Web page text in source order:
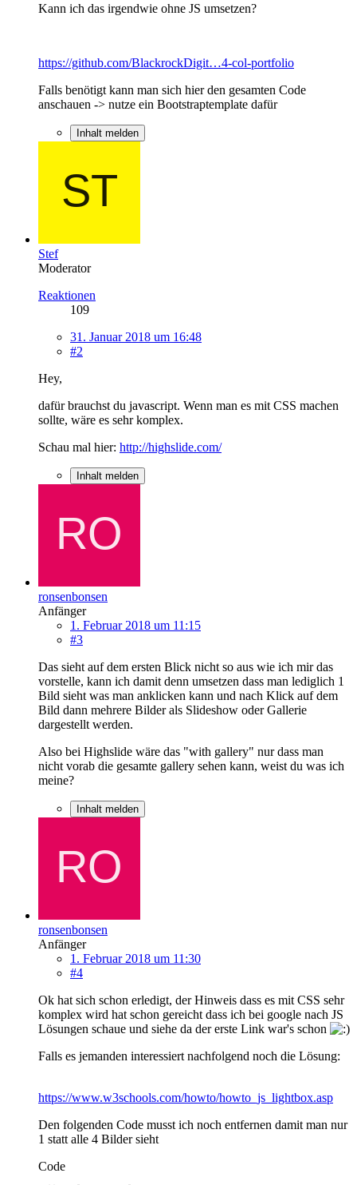
Kann ich das irgendwie ohne JS umsetzen?
https://github.com/BlackrockDigit…4-col-portfolio
Falls benötigt kann man sich hier den gesamten Code
anschauen -> nutze ein Bootstraptemplate dafür
Inhalt melden
Stef
Moderator
Reaktionen
109
31. Januar 2018 um 16:48
#2
Hey,
dafür brauchst du javascript. Wenn man es mit CSS machen
sollte, wäre es sehr komplex.
Schau mal hier: http://highslide.com/
Inhalt melden
ronsenbonsen
Anfänger
1. Februar 2018 um 11:15
#3
Das sieht auf dem ersten Blick nicht so aus wie ich mir das
vorstelle, kann ich damit denn umsetzen dass man lediglich 1
Bild sieht was man anklicken kann und nach Klick auf dem
Bild dann mehrere Bilder als Slideshow oder Gallerie
dargestellt werden.
Also bei Highslide wäre das "with gallery" nur dass man
nicht vorab die gesamte gallery sehen kann, weist du was ich
meine?
Inhalt melden
ronsenbonsen
Anfänger
1. Februar 2018 um 11:30
#4
Ok hat sich schon erledigt, der Hinweis dass es mit CSS sehr
komplex wird hat schon gereicht dass ich bei google nach JS
Lösungen schaue und siehe da der erste Link war's schon
Falls es jemanden interessiert nachfolgend noch die Lösung:
https://www.w3schools.com/howto/howto_js_lightbox.asp
Den folgenden Code musst ich noch entfernen damit man nur
1 statt alle 4 Bilder sieht
Code